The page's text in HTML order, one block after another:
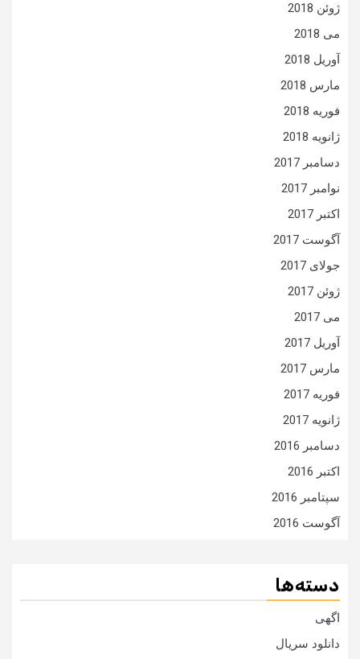
ژوئن 2018
می 2018
آوریل 2018
مارس 2018
فوریه 2018
ژانویه 2018
دسامبر 2017
نوامبر 2017
اکتبر 2017
آگوست 2017
جولای 2017
ژوئن 2017
می 2017
آوریل 2017
مارس 2017
فوریه 2017
ژانویه 2017
دسامبر 2016
اکتبر 2016
سپتامبر 2016
آگوست 2016
دسته‌ها
اگهی
دانلود سریال